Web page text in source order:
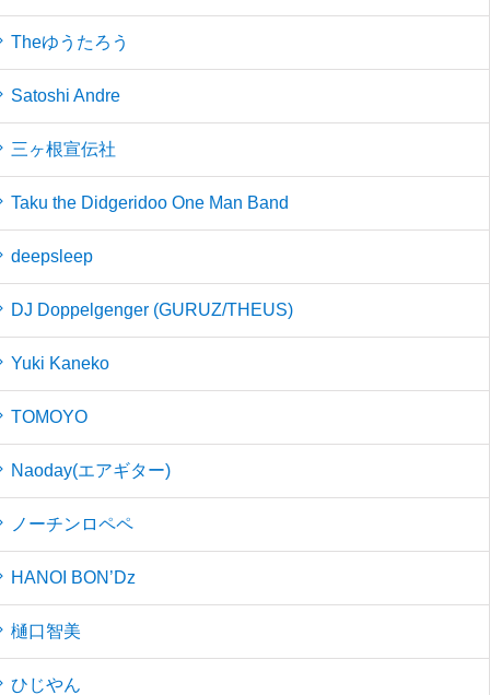
Theゆうたろう
Satoshi Andre
三ヶ根宣伝社
Taku the Didgeridoo One Man Band
deepsleep
DJ Doppelgenger (GURUZ/THEUS)
Yuki Kaneko
TOMOYO
Naoday(エアギター)
ノーチンロペペ
HANOI BON’Dz
樋口智美
ひじやん